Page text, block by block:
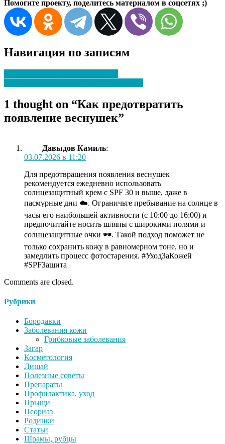
Помогите проекту, поделитесь материалом в соцсетях ;)
Навигация по записям
1 thought on “Как предотвратить
появление веснушек”
Давыдов Камиль:
03.07.2026 в 11:20
Для предотвращения появления веснушек
рекомендуется ежедневно использовать
солнцезащитный крем с SPF 30 и выше, даже в
пасмурные дни ☁️. Ограничьте пребывание на солнце в
часы его наибольшей активности (с 10:00 до 16:00) и
предпочитайте носить шляпы с широкими полями и
солнцезащитные очки 🕶️. Такой подход поможет не
только сохранить кожу в равномерном тоне, но и
замедлить процесс фотостарения. #УходЗаКожей
#SPFЗащита
Comments are closed.
Рубрики
Бородавки
Заболевания кожи
Грибковые заболевания
Загар
Косметология
Лишай
Полезные советы
Препараты
Профилактика, уход
Прыщи
Псориаз
Родинки
Статьи
Шрамы, рубцы